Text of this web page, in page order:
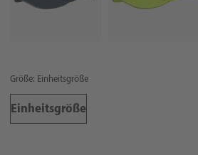
Größe: Einheitsgröße
Einheitsgröße